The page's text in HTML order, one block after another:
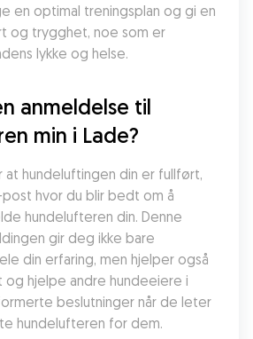
en optimal treningsplan og gi en
og trygghet, noe som er
lykke og helse.
anmeldelse til
min i Lade?
at hundeluftingen din er fullført,
hvor du blir bedt om å
hundelufteren din. Denne
gir deg ikke bare
din erfaring, men hjelper også
hjelpe andre hundeeiere i
beslutninger når de leter
hundelufteren for dem.